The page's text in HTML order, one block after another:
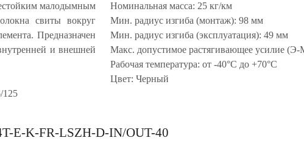
малодымным
свиты вокруг
Предназначен
и внешней
125
Номинальная масса: 25 кг/км
Мин. радиус изгиба (монтаж): 98 мм
Мин. радиус изгиба (эксплуатация): 49 мм
Макс. допустимое растягивающее усилие
Рабочая температура: от -40°C до +70°C
Цвет: Черный
E-K-FR-LSZH-D-IN/OUT-40